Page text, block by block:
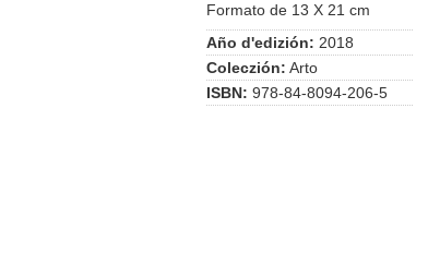
Formato de 13 X 21 cm
Año d'edizión: 2018
Coleczión: Arto
ISBN: 978-84-8094-206-5